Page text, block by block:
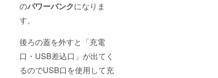
のパワーバンクになりま
す。
後ろの蓋を外すと「充電
口・USB差込口」が出てく
るのでUSB口を使用して充